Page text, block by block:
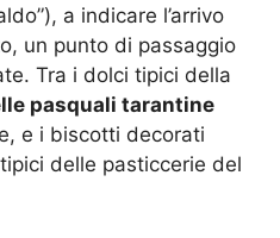
a indicare l’arrivo
un punto di passaggio
Tra i dolci tipici della
pasquali tarantine
e i biscotti decorati
delle pasticcerie del